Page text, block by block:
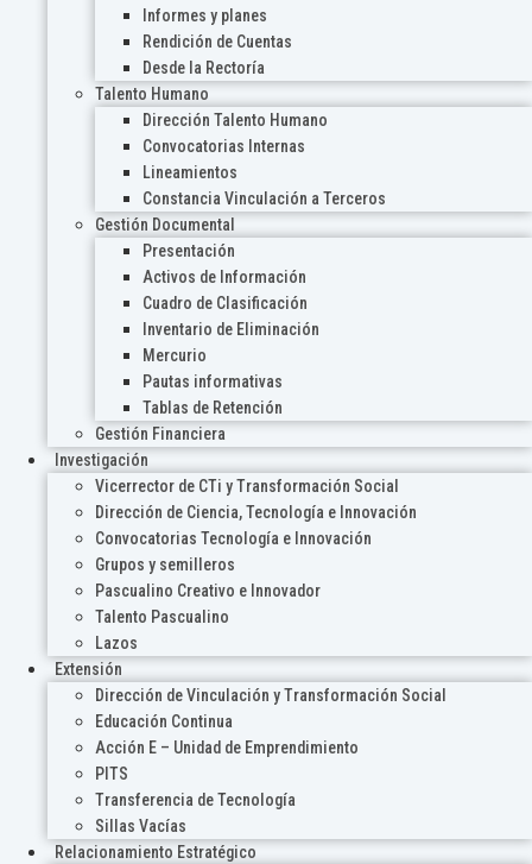
Informes y planes
Rendición de Cuentas
Desde la Rectoría
Talento Humano
Dirección Talento Humano
Convocatorias Internas
Lineamientos
Constancia Vinculación a Terceros
Gestión Documental
Presentación
Activos de Información
Cuadro de Clasificación
Inventario de Eliminación
Mercurio
Pautas informativas
Tablas de Retención
Gestión Financiera
Investigación
Vicerrector de CTi y Transformación Social
Dirección de Ciencia, Tecnología e Innovación
Convocatorias Tecnología e Innovación
Grupos y semilleros
Pascualino Creativo e Innovador
Talento Pascualino
Lazos
Extensión
Dirección de Vinculación y Transformación Social
Educación Continua
Acción E – Unidad de Emprendimiento
PITS
Transferencia de Tecnología
Sillas Vacías
Relacionamiento Estratégico